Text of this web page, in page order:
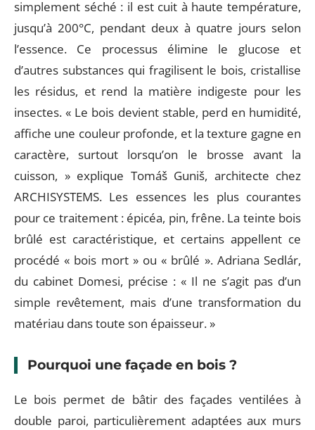
simplement séché : il est cuit à haute température,
jusqu’à 200°C, pendant deux à quatre jours selon
l’essence. Ce processus élimine le glucose et
d’autres substances qui fragilisent le bois, cristallise
les résidus, et rend la matière indigeste pour les
insectes. « Le bois devient stable, perd en humidité,
affiche une couleur profonde, et la texture gagne en
caractère, surtout lorsqu’on le brosse avant la
cuisson, » explique Tomáš Guniš, architecte chez
ARCHISYSTEMS. Les essences les plus courantes
pour ce traitement : épicéa, pin, frêne. La teinte bois
brûlé est caractéristique, et certains appellent ce
procédé « bois mort » ou « brûlé ». Adriana Sedlár,
du cabinet Domesi, précise : « Il ne s’agit pas d’un
simple revêtement, mais d’une transformation du
matériau dans toute son épaisseur. »
Pourquoi une façade en bois ?
Le bois permet de bâtir des façades ventilées à
double paroi, particulièrement adaptées aux murs